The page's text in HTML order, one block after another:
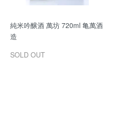
純米吟醸酒 萬坊 720ml 亀萬酒
造
SOLD OUT